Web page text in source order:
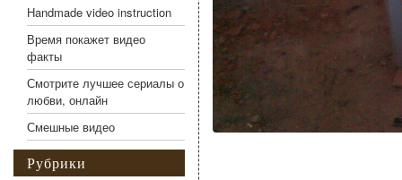
Handmade video instruction
Время покажет видео
факты
Смотрите лучшее сериалы о
любви, онлайн
Смешные видео
Рубрики